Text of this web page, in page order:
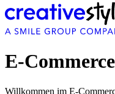
E-
Willkommen im E-